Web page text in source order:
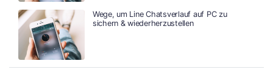
Wege, um Line Chatsverlauf auf PC zu
sichern & wiederherzustellen